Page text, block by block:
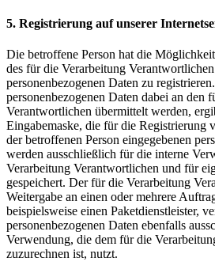
5. Registrierung auf unserer
Die betroffene Person hat die
des für die Verarbeitung
personenbezogenen Daten zu
personenbezogenen Daten dabei an den
Verantwortlichen übermittelt werden,
Eingabemaske, die für die Registrierung
der betroffenen Person eingegebenen
werden ausschließlich für die interne
Verarbeitung Verantwortlichen und für
gespeichert. Der für die Verarbeitung
Weitergabe an einen oder mehrere
beispielsweise einen Paketdienstleister,
personenbezogenen Daten ebenfalls
Verwendung, die dem für die
zuzurechnen ist, nutzt.